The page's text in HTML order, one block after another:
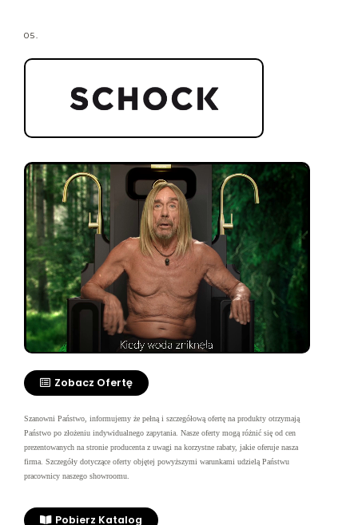
05.
Zobacz Ofertę
Szanowni Państwo, informujemy że pełną i szczegółową ofertę na produkty otrzymają
Państwo po złożeniu indywidualnego zapytania. Nasze oferty mogą różnić się od cen
prezentowanych na stronie producenta z uwagi na korzystne rabaty, jakie oferuje nasza
firma. Szczegóły dotyczące oferty objętej powyższymi warunkami udzielą Państwu
pracownicy naszego showroomu.
Pobierz Katalog